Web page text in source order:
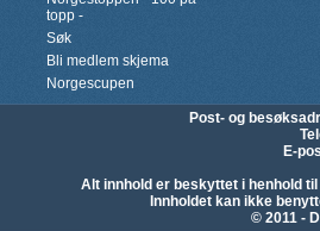
topp -
Søk
Bli medlem skjema
Norgescupen
Post- og
E-
Alt innhold er beskyttet i henhold
Innholdet kan ikke
© 2011 -